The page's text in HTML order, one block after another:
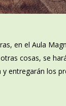
en el Aula
cosas, se
entregarán los